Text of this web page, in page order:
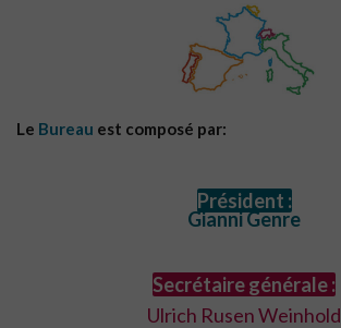
Le Bureau est composé par:
Président :
Gianni Genre
Secrétaire générale :
Ulrich Rusen Weinhold